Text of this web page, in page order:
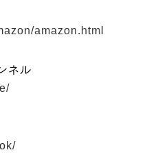
amazon.html
ネル